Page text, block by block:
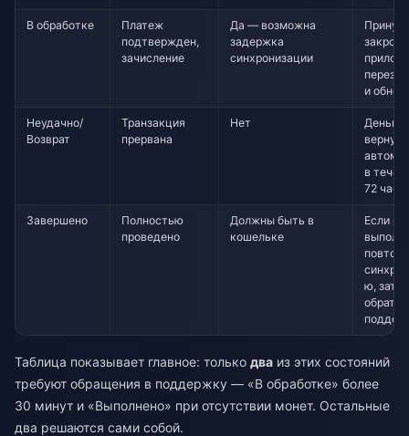
В обработке
Платеж
подтвержден,
зачисление
Да — возможна
задержка
синхронизации
и
Неудачно/
Возврат
Транзакция
прервана
Нет
Деньги
в
72
Завершено
Полностью
проведено
Должны быть в
кошельке
Если их
ю,
Таблица показывает главное: только два из этих состояний
требуют обращения в поддержку — «В обработке» более
30 минут и «Выполнено» при отсутствии монет. Остальные
два решаются сами собой.